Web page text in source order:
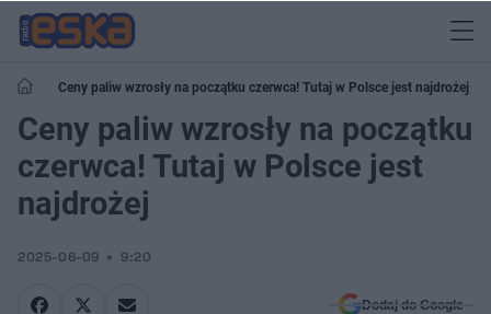
Ceny paliw wzrosły na początku czerwca! Tutaj w Polsce jest najdrożej
Ceny paliw wzrosły na początku
czerwca! Tutaj w Polsce jest
najdrożej
2025-06-09 9:20
Dodaj do Google